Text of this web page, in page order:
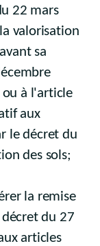
22 mars
valorisation
sa
ou à l'article
aux
le décret du
des sols;
la remise
du 27
articles